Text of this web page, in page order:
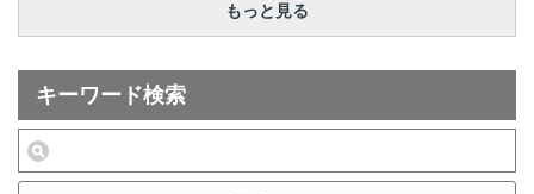
もっと見る
キーワード検索